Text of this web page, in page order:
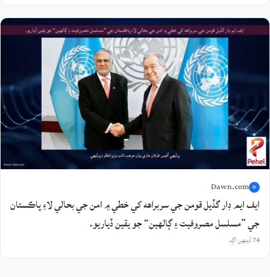
D
Dawn.com
ايف ايم ڊار گڏيل قومن جي سربراهه کي خطي ۾ امن جي بحالي لاءِ پاڪستان
جي ”مسلسل مصروفيت ۽ ڳالهين“ جو يقين ڏياريو.
74 ڏينهن اڳ